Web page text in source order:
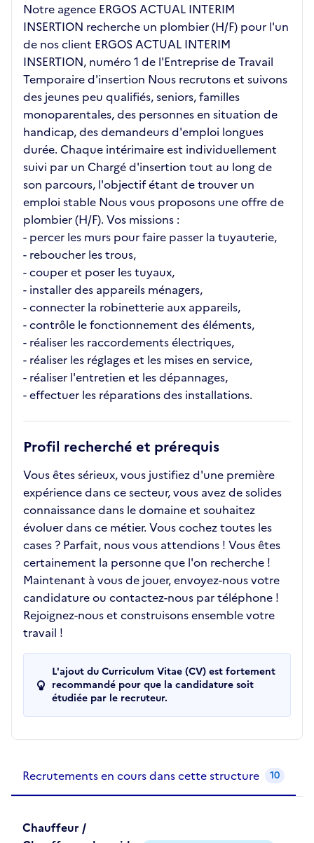
Notre agence ERGOS ACTUAL INTERIM
INSERTION recherche un plombier (H/F) pour l'un
de nos client ERGOS ACTUAL INTERIM
INSERTION, numéro 1 de l'Entreprise de Travail
Temporaire d'insertion Nous recrutons et suivons
des jeunes peu qualifiés, seniors, familles
monoparentales, des personnes en situation de
handicap, des demandeurs d'emploi longues
durée. Chaque intérimaire est individuellement
suivi par un Chargé d'insertion tout au long de
son parcours, l'objectif étant de trouver un
emploi stable Nous vous proposons une offre de
plombier (H/F). Vos missions :
- percer les murs pour faire passer la tuyauterie,
- reboucher les trous,
- couper et poser les tuyaux,
- installer des appareils ménagers,
- connecter la robinetterie aux appareils,
- contrôle le fonctionnement des éléments,
- réaliser les raccordements électriques,
- réaliser les réglages et les mises en service,
- réaliser l'entretien et les dépannages,
- effectuer les réparations des installations.
Profil recherché et prérequis
Vous êtes sérieux, vous justifiez d'une première
expérience dans ce secteur, vous avez de solides
connaissance dans le domaine et souhaitez
évoluer dans ce métier. Vous cochez toutes les
cases ? Parfait, nous vous attendions ! Vous êtes
certainement la personne que l'on recherche !
Maintenant à vous de jouer, envoyez-nous votre
candidature ou contactez-nous par téléphone !
Rejoignez-nous et construisons ensemble votre
travail !
L'ajout du Curriculum Vitae (CV) est fortement
recommandé pour que la candidature soit
étudiée par le recruteur.
Recrutements en cours dans cette structure 10
Chauffeur /